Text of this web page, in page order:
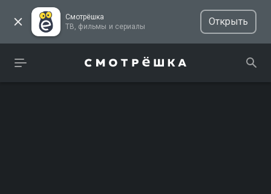
Смотрёшка
ТВ, фильмы и сериалы
Открыть